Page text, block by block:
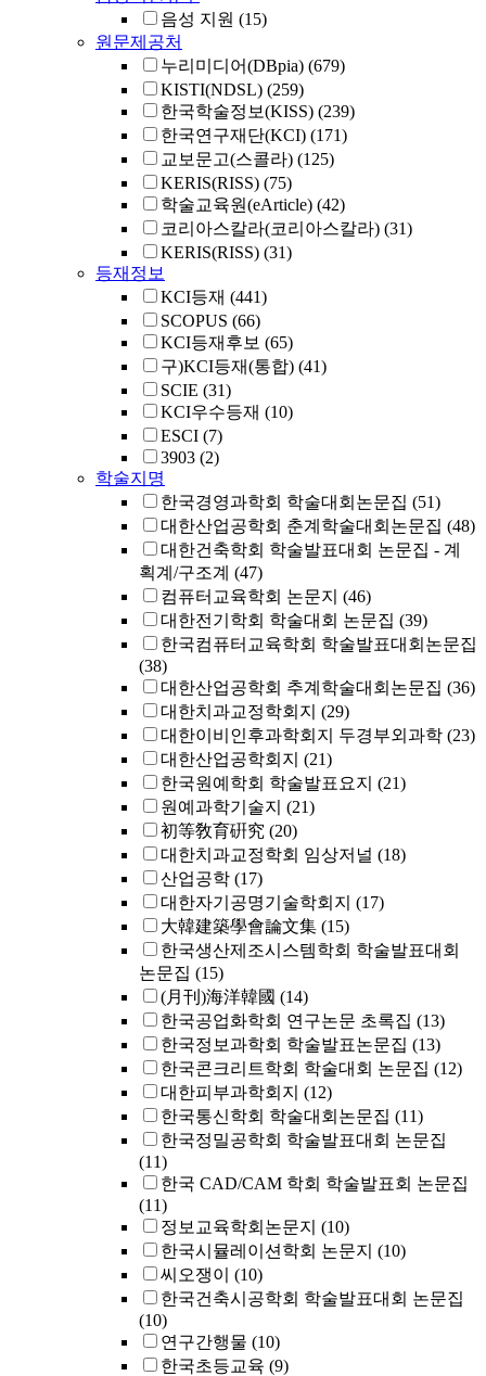
음성 지원 (15)
원문제공처
누리미디어(DBpia) (679)
KISTI(NDSL) (259)
한국학술정보(KISS) (239)
한국연구재단(KCI) (171)
교보문고(스콜라) (125)
KERIS(RISS) (75)
학술교육원(eArticle) (42)
코리아스칼라(코리아스칼라) (31)
KERIS(RISS) (31)
등재정보
KCI등재 (441)
SCOPUS (66)
KCI등재후보 (65)
구)KCI등재(통합) (41)
SCIE (31)
KCI우수등재 (10)
ESCI (7)
3903 (2)
학술지명
한국경영과학회 학술대회논문집 (51)
대한산업공학회 춘계학술대회논문집 (48)
대한건축학회 학술발표대회 논문집 - 계
획계/구조계 (47)
컴퓨터교육학회 논문지 (46)
대한전기학회 학술대회 논문집 (39)
한국컴퓨터교육학회 학술발표대회논문집
(38)
대한산업공학회 추계학술대회논문집 (36)
대한치과교정학회지 (29)
대한이비인후과학회지 두경부외과학 (23)
대한산업공학회지 (21)
한국원예학회 학술발표요지 (21)
원예과학기술지 (21)
初等敎育硏究 (20)
대한치과교정학회 임상저널 (18)
산업공학 (17)
대한자기공명기술학회지 (17)
大韓建築學會論文集 (15)
한국생산제조시스템학회 학술발표대회
논문집 (15)
(月刊)海洋韓國 (14)
한국공업화학회 연구논문 초록집 (13)
한국정보과학회 학술발표논문집 (13)
한국콘크리트학회 학술대회 논문집 (12)
대한피부과학회지 (12)
한국통신학회 학술대회논문집 (11)
한국정밀공학회 학술발표대회 논문집
(11)
한국 CAD/CAM 학회 학술발표회 논문집
(11)
정보교육학회논문지 (10)
한국시뮬레이션학회 논문지 (10)
씨오쟁이
(10)
한국건축시공학회 학술발표대회 논문집
(10)
연구간행물 (10)
한국초등교육 (9)